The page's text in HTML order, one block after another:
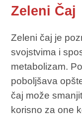
Zeleni Čaj
Zeleni čaj je
svojstvima i
metabolizam.
poboljšava
čaj može
korisno za one